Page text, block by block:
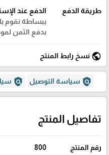
طريقة الدفع
الدفع عند
ببساطة نقوم
بدفع الثمن
public نسخ رابط المنتج
policy سياسة التوصيل policy
تفاصيل المنتج
رقم المنتج 800